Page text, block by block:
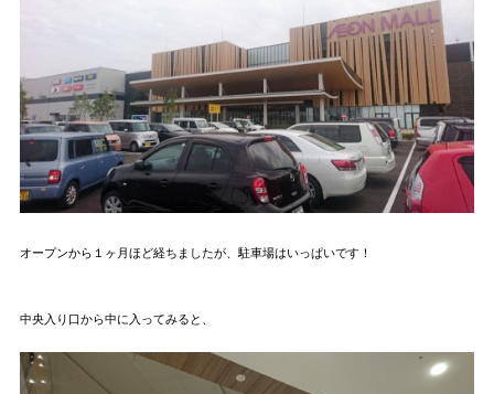
オープンから１ヶ月ほど経ちましたが、駐車場はいっぱいです！
中央入り口から中に入ってみると、